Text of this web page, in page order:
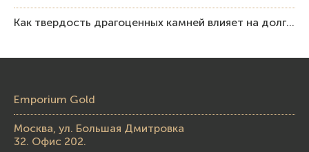
Как твердость драгоценных камней влияет на долговечность ювелирных изделий
Emporium Gold
Москва, ул. Большая Дмитровка
32. Офис 202.